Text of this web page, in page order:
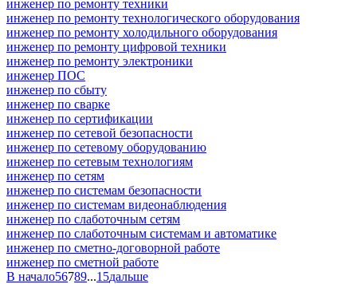
инженер по ремонту техники
инженер по ремонту технологического оборудования
инженер по ремонту холодильного оборудования
инженер по ремонту цифровой техники
инженер по ремонту электроники
инженер ПОС
инженер по сбыту
инженер по сварке
инженер по сертификации
инженер по сетевой безопасности
инженер по сетевому оборудованию
инженер по сетевым технологиям
инженер по сетям
инженер по системам безопасности
инженер по системам видеонаблюдения
инженер по слаботочным сетям
инженер по слаботочным системам и автоматике
инженер по сметно-договорной работе
инженер по сметной работе
В начало56789...15дальше